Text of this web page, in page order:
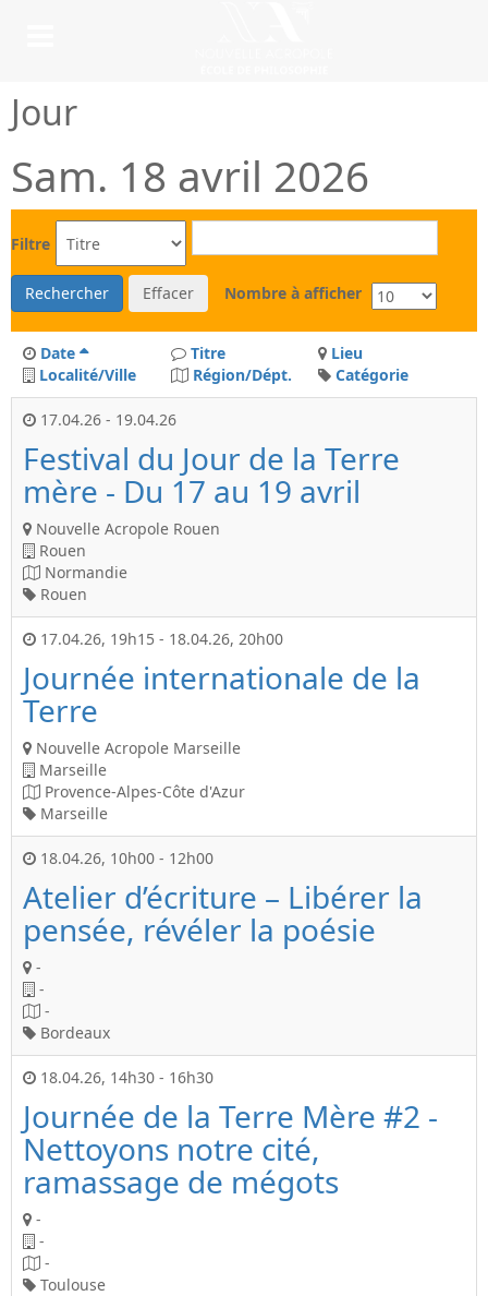
Jour
Sam. 18 avril 2026
Filtre
Rechercher Effacer Nombre à afficher
Date Titre
Lieu
Localité/Ville
Région/Dépt. Catégorie
17.04.26 - 19.04.26
Festival du Jour de la Terre
mère - Du 17 au 19 avril
Nouvelle Acropole Rouen
Rouen
Normandie
Rouen
17.04.26, 19h15 - 18.04.26, 20h00
Journée internationale de la
Terre
Nouvelle Acropole Marseille
Marseille
Provence-Alpes-Côte d'Azur
Marseille
18.04.26, 10h00 - 12h00
Atelier d’écriture – Libérer la
pensée, révéler la poésie
-
-
-
Bordeaux
18.04.26, 14h30 - 16h30
Journée de la Terre Mère #2 -
Nettoyons notre cité,
ramassage de mégots
-
-
-
Toulouse